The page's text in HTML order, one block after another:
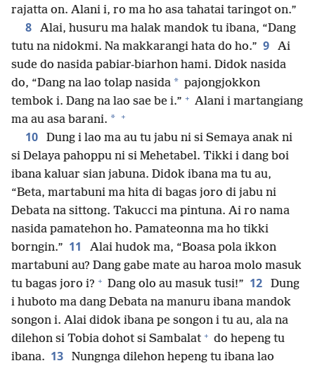
rajatta on. Alani i, ro ma ho asa tahatai taringot on.”
8
Alai, husuru ma halak mandok tu ibana, “Dang
tutu na nidokmi. Na makkarangi hata do ho.” 9
Ai
sude do nasida pabiar-biarhon hami. Didok nasida
do, “Dang na lao tolap nasida * pajongjokkon
tembok i. Dang na lao sae be i.” + Alani i martangiang
ma au asa barani. * +
10
Dung i lao ma au tu jabu ni si Semaya anak ni
si Delaya pahoppu ni si Mehetabel. Tikki i dang boi
ibana kaluar sian jabuna. Didok ibana ma tu au,
“Beta, martabuni ma hita di bagas joro di jabu ni
Debata na sittong. Takucci ma pintuna. Ai ro nama
nasida pamatehon ho. Pamateonna ma ho tikki
borngin.” 11
Alai hudok ma, “Boasa pola ikkon
martabuni au? Dang gabe mate au haroa molo masuk
tu bagas joro i? + Dang olo au masuk tusi!” 12
Dung
i huboto ma dang Debata na manuru ibana mandok
songon i. Alai didok ibana pe songon i tu au, ala na
dilehon si Tobia dohot si Sambalat + do hepeng tu
ibana. 13
Nungnga dilehon hepeng tu ibana lao